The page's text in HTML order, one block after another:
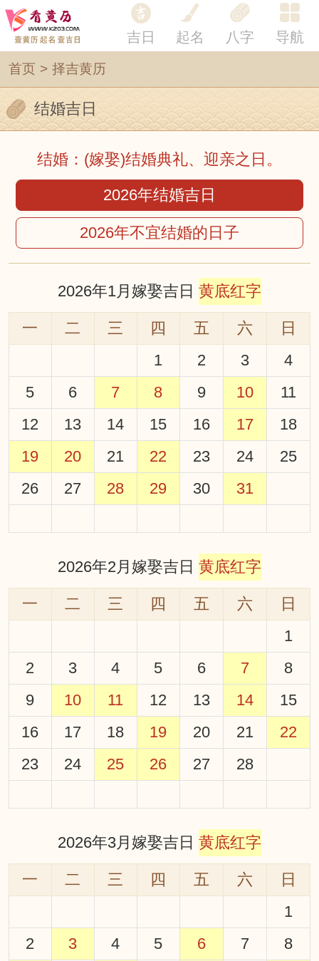
吉日 起名 八字 导航
首页 > 择吉黄历
结婚吉日
结婚：(嫁娶)结婚典礼、迎亲之日。
2026年结婚吉日
2026年不宜结婚的日子
2026年1月嫁娶吉日 黄底红字
一 二 三 四 五 六
日
1
2 3
4
5
6 7 8 9 10
11
12
13 14 15 16 17
18
19
20 21 22 23 24
25
26
27 28 29 30 31
2026年2月嫁娶吉日 黄底红字
一 二 三 四 五 六
日
1
2
3 4 5 6 7
8
9
10 11 12 13 14
15
16
17 18 19 20 21
22
23
24 25 26 27 28
2026年3月嫁娶吉日 黄底红字
一 二 三 四 五 六
日
1
2
3 4 5 6 7
8